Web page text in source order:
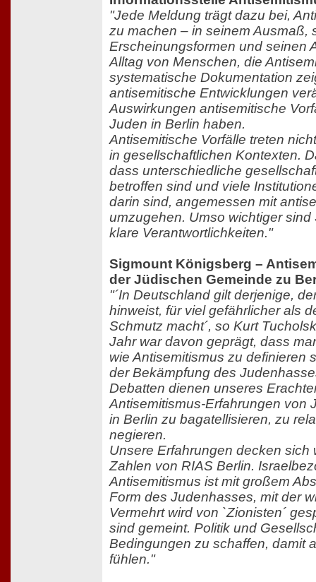
"Jede Meldung trägt dazu bei,
zu machen – in seinem Ausmaß,
Erscheinungsformen und seinen
Alltag von Menschen, die
systematische Dokumentation
antisemitische Entwicklungen
Auswirkungen antisemitische
Juden in Berlin haben.
Antisemitische Vorfälle treten
in gesellschaftlichen Kontexten.
dass unterschiedliche
betroffen sind und viele
darin sind, angemessen mit
umzugehen. Umso wichtiger
klare Verantwortlichkeiten."
Sigmount Königsberg –
der Jüdischen Gemeinde zu
"´In Deutschland gilt derjenige,
hinweist, für viel gefährlicher als
Schmutz macht´, so Kurt
Jahr war davon geprägt, dass
wie Antisemitismus zu definieren
der Bekämpfung des
Debatten dienen unseres
Antisemitismus-Erfahrungen von
in Berlin zu bagatellisieren, zu
negieren.
Unsere Erfahrungen decken sich
Zahlen von RIAS Berlin.
Antisemitismus ist mit großem
Form des Judenhasses, mit der
Vermehrt wird von `Zionisten´
sind gemeint. Politik und
Bedingungen zu schaffen, damit
fühlen."